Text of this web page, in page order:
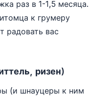
раз в 1-1,5 месяца.
к грумеру
радовать вас
ризен)
(и шнауцеры к ним